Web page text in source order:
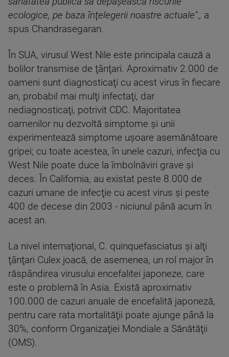
ecologice, pe baza înţelegerii noastre actuale"., a
spus Chandrasegaran.
În SUA, virusul West Nile este principala cauză a
bolilor transmise de ţânţari. Aproximativ 2.000 de
oameni sunt diagnosticaţi cu acest virus în fiecare
an, probabil mai mulţi infectaţi, dar
nediagnosticaţi, potrivit CDC. Majoritatea
oamenilor nu dezvoltă simptome şi unii
experimentează simptome uşoare asemănătoare
gripei; cu toate acestea, în unele cazuri, infecţia cu
West Nile poate duce la îmbolnăviri grave şi
deces. În California, au existat peste 8.000 de
cazuri umane de infecţie cu acest virus şi peste
400 de decese din 2003 - niciunul până acum în
acest an.
La nivel internaţional, C. quinquefasciatus şi alţi
ţânţari Culex joacă, de asemenea, un rol major în
răspândirea virusului encefalitei japoneze, care
este o problemă în Asia. Există aproximativ
100.000 de cazuri anuale de encefalită japoneză,
pentru care rata mortalităţii poate ajunge până la
30%, conform Organizaţiei Mondiale a Sănătăţii
(OMS).